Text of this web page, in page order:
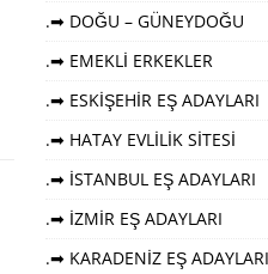
.➡ DOĞU – GÜNEYDOĞU
.➡ EMEKLİ ERKEKLER
.➡ ESKİŞEHİR EŞ ADAYLARI
.➡ HATAY EVLİLİK SİTESİ
.➡ İSTANBUL EŞ ADAYLARI
.➡ İZMİR EŞ ADAYLARI
.➡ KARADENİZ EŞ ADAYLARI